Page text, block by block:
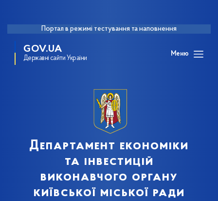
Портал в режимі тестування та наповнення
GOV.UA
Державні сайти України
Меню
Департамент економіки
та інвестицій
виконавчого органу
київської міської ради